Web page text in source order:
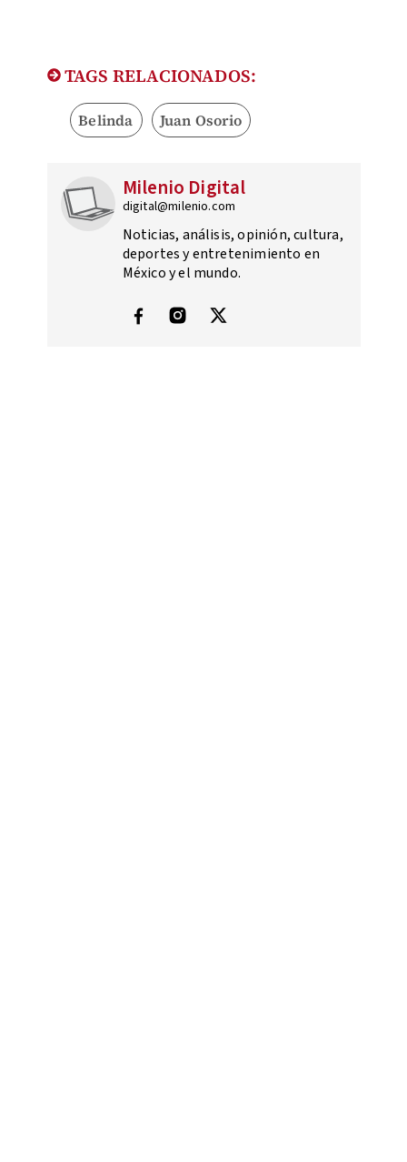
TAGS RELACIONADOS:
Belinda Juan Osorio
Milenio Digital
digital@milenio.com
Noticias, análisis, opinión, cultura,
deportes y entretenimiento en
México y el mundo.